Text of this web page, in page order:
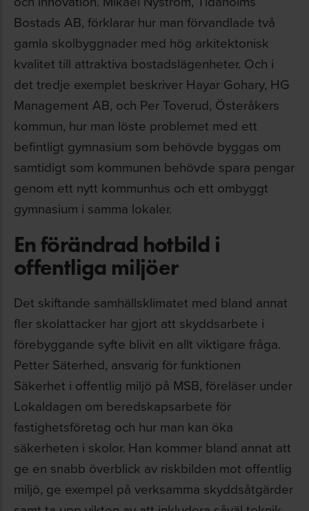
Bostads AB, förklarar hur man förvandlade två
gamla skolbyggnader med hög arkitektonisk
kvalitet till attraktiva bostadslägenheter. Och i
det tredje exemplet beskriver Hayar Gohary, HG
Management AB, och Per Toverud, Österåkers
kommun, hur man löste problemet med ett
befintligt gymnasium som behövde byggas om
samtidigt som kommunen behövde spara pengar
genom ett nytt kommunhus och ett ombyggt
gymnasium i samma lokaler.
En förändrad hotbild i
offentliga miljöer
Det skiftande samhällsklimatet med bland annat
fler skolattacker har gjort att skyddsarbete i
förebyggande syfte blivit en allt viktigare fråga.
Petter Säterhed, ansvarig för funktionen
Säkerhet i offentlig miljö på MSB, föreläser under
Lokaldagen om beredskapsarbete för
fastighetsföretag och hur man kan öka
säkerheten i skolor. Han kommer bland annat att
ge en snabb överblick av riskbilden mot offentlig
miljö, ge exempel på verksamma skyddsåtgärder